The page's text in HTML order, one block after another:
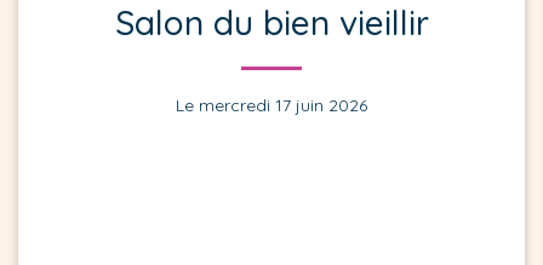
Salon du bien vieillir
Le mercredi 17 juin 2026